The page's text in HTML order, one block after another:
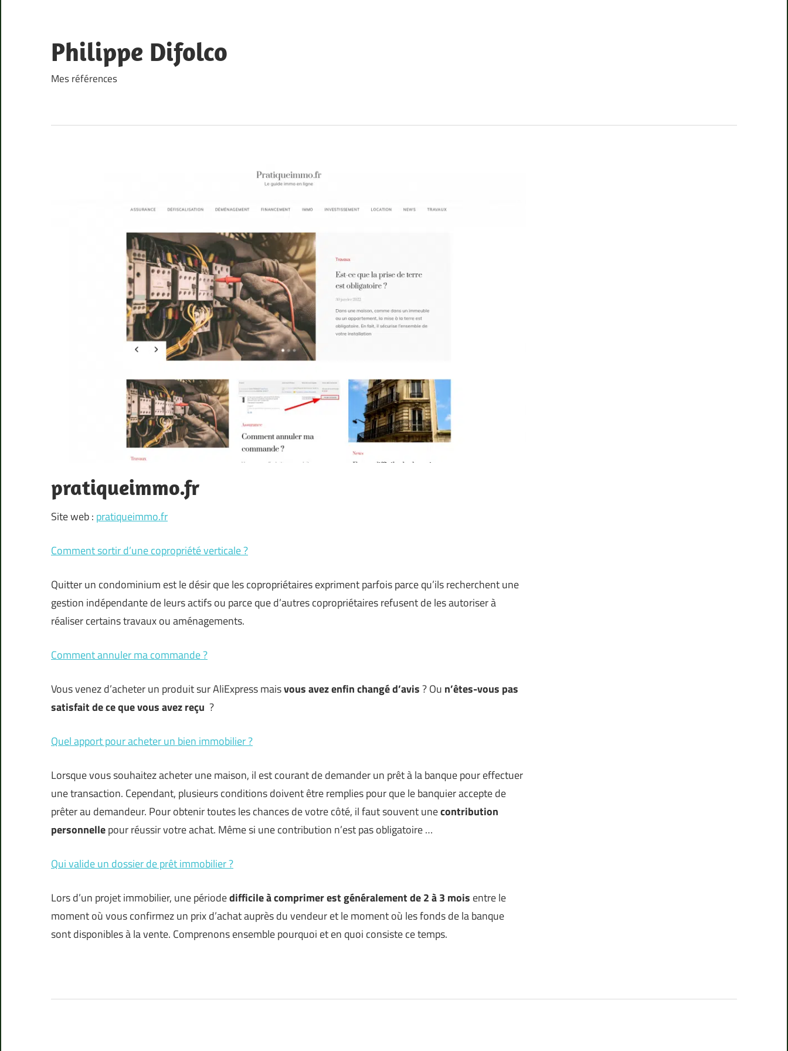
content
Philippe Difolco
Mes références
pratiqueimmo.fr
Site web : pratiqueimmo.fr
Comment sortir d’une copropriété verticale ?
Quitter un condominium est le désir que les copropriétaires expriment parfois parce qu’ils recherchent une
gestion indépendante de leurs actifs ou parce que d’autres copropriétaires refusent de les autoriser à
réaliser certains travaux ou aménagements.
Comment annuler ma commande ?
Vous venez d’acheter un produit sur AliExpress maisvous avez enfin changé d’avis? Ou n’êtes-vous pas
satisfait de ce que vous avez reçu ?
Quel apport pour acheter un bien immobilier ?
Lorsque vous souhaitez acheter une maison, il est courant de demander un prêt à la banque pour effectuer
une transaction. Cependant, plusieurs conditions doivent être remplies pour que le banquier accepte de
prêter au demandeur. Pour obtenir toutes les chances de votre côté, il faut souvent unecontribution
personnellepour réussir votre achat. Même si une contribution n’est pas obligatoire …
Qui valide un dossier de prêt immobilier ?
Lors d’un projet immobilier, une périodedifficile à comprimer est généralement de 2 à 3 mois entre le
moment où vous confirmez un prix d’achat auprès du vendeur et le moment où les fonds de la banque
sont disponibles à la vente. Comprenons ensemble pourquoi et en quoi consiste ce temps.